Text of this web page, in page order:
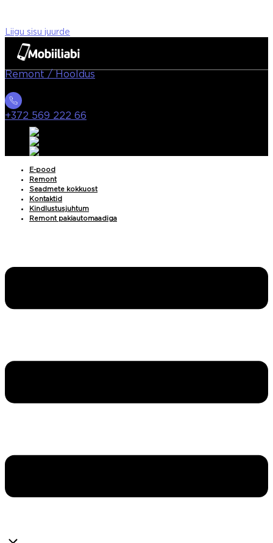
Liigu sisu juurde
Remont / Hooldus
+372 569 222 66
E-pood
Remont
Seadmete kokkuost
Kontaktid
Kindlustusjuhtum
Remont pakiautomaadiga